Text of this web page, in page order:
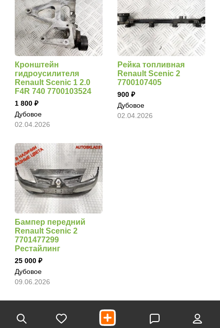
Кронштейн
гидроусилителя
Renault Scenic 1 2.0
F4R 740 7700103524
1 800
Дубовое
02.04.2026
Рейка топливная
Renault Scenic 2
7700107405
900
Дубовое
02.04.2026
Бампер передний
Renault Scenic 2
7701477299
Рестайлинг
25 000
Дубовое
09.06.2026